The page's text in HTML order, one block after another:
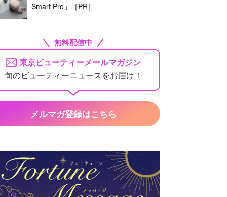
Smart Pro」［PR］
無料配信中
東京ビューティーメールマガジン
旬のビューティーニュースをお届け！
メルマガ登録はこちら